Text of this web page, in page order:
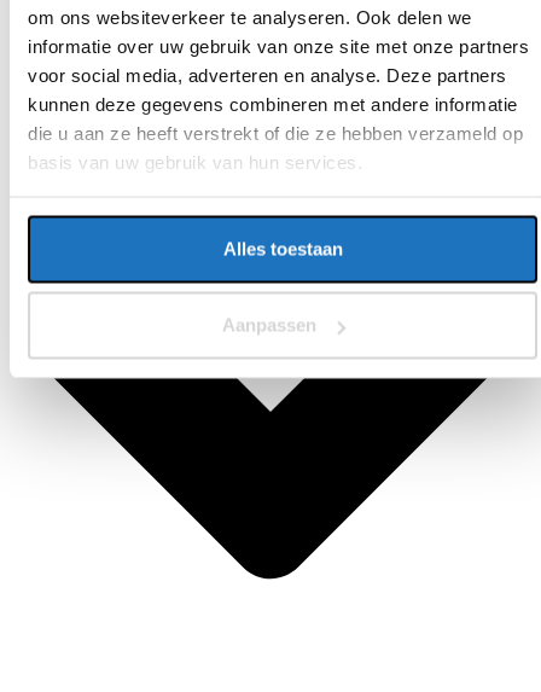
om ons websiteverkeer te analyseren. Ook delen we
informatie over uw gebruik van onze site met onze partners
voor social media, adverteren en analyse. Deze partners
kunnen deze gegevens combineren met andere informatie
die u aan ze heeft verstrekt of die ze hebben verzameld op
basis van uw gebruik van hun services.
Alles toestaan
Aanpassen